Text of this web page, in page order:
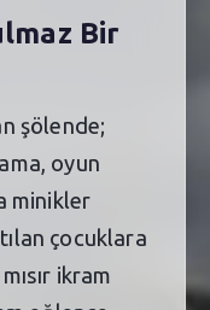
Bir
şölende;
oyun
minikler
çocuklara
ikram